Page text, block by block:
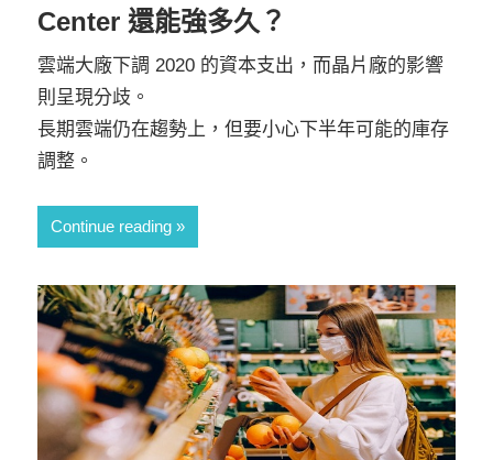
Center 還能強多久？
雲端大廠下調 2020 的資本支出，而晶片廠的影響
則呈現分歧。
長期雲端仍在趨勢上，但要小心下半年可能的庫存
調整。
Continue reading